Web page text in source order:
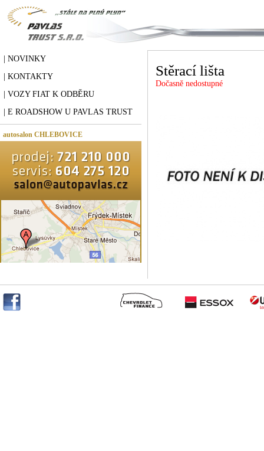
| NOVINKY
| KONTAKTY
| VOZY FIAT K ODBĚRU
| E ROADSHOW U PAVLAS TRUST
autosalon CHLEBOVICE
Stěrací lišta
Dočasně nedostupné